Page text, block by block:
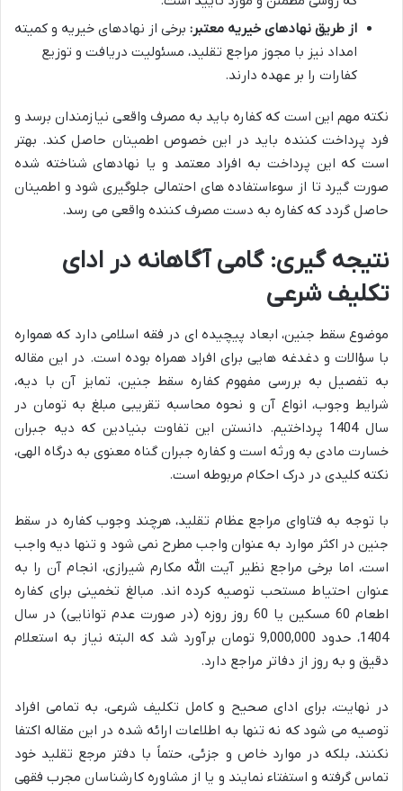
از طریق نهادهای خیریه معتبر: برخی از نهادهای خیریه و کمیته
امداد نیز با مجوز مراجع تقلید، مسئولیت دریافت و توزیع
کفارات را بر عهده دارند.
نکته مهم این است که کفاره باید به مصرف واقعی نیازمندان برسد و
فرد پرداخت کننده باید در این خصوص اطمینان حاصل کند. بهتر
است که این پرداخت به افراد معتمد و یا نهادهای شناخته شده
صورت گیرد تا از سوءاستفاده های احتمالی جلوگیری شود و اطمینان
حاصل گردد که کفاره به دست مصرف کننده واقعی می رسد.
نتیجه گیری: گامی آگاهانه در ادای
تکلیف شرعی
موضوع سقط جنین، ابعاد پیچیده ای در فقه اسلامی دارد که همواره
با سؤالات و دغدغه هایی برای افراد همراه بوده است. در این مقاله
به تفصیل به بررسی مفهوم کفاره سقط جنین، تمایز آن با دیه،
شرایط وجوب، انواع آن و نحوه محاسبه تقریبی مبلغ به تومان در
سال 1404 پرداختیم. دانستن این تفاوت بنیادین که دیه جبران
خسارت مادی به ورثه است و کفاره جبران گناه معنوی به درگاه الهی،
نکته کلیدی در درک احکام مربوطه است.
با توجه به فتاوای مراجع عظام تقلید، هرچند وجوب کفاره در سقط
جنین در اکثر موارد به عنوان واجب مطرح نمی شود و تنها دیه واجب
است، اما برخی مراجع نظیر آیت الله مکارم شیرازی، انجام آن را به
عنوان احتیاط مستحب توصیه کرده اند. مبالغ تخمینی برای کفاره
اطعام 60 مسکین یا 60 روز روزه (در صورت عدم توانایی) در سال
1404، حدود 9,000,000 تومان برآورد شد که البته نیاز به استعلام
دقیق و به روز از دفاتر مراجع دارد.
در نهایت، برای ادای صحیح و کامل تکلیف شرعی، به تمامی افراد
توصیه می شود که نه تنها به اطلاعات ارائه شده در این مقاله اکتفا
نکنند، بلکه در موارد خاص و جزئی، حتماً با دفتر مرجع تقلید خود
تماس گرفته و استفتاء نمایند و یا از مشاوره کارشناسان مجرب فقهی